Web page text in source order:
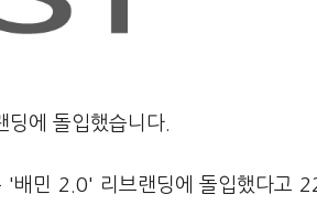
에 돌입했습니다.
'배민 2.0' 리브랜딩에 돌입했다고